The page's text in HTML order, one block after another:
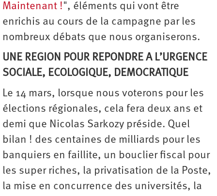
Maintenant !", éléments qui vont être
enrichis au cours de la campagne par les
nombreux débats que nous organiserons.
UNE REGION POUR REPONDRE A L’URGENCE
SOCIALE, ECOLOGIQUE, DEMOCRATIQUE
Le 14 mars, lorsque nous voterons pour les
élections régionales, cela fera deux ans et
demi que Nicolas Sarkozy préside. Quel
bilan ! des centaines de milliards pour les
banquiers en faillite, un bouclier fiscal pour
les super riches, la privatisation de la Poste,
la mise en concurrence des universités, la